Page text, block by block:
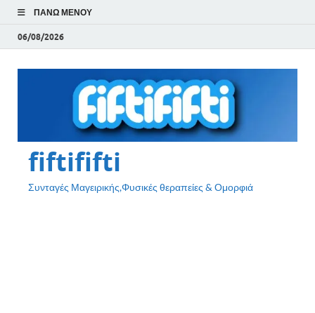
ΠΆΝΩ ΜΕΝΟΎ
06/08/2026
fiftififti
Συνταγές Μαγειρικής,Φυσικές θεραπείες & Ομορφιά